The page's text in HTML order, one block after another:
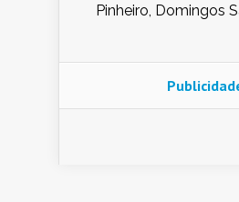
Pinheiro, Domingos
Nunes de Sena,
Glória Pereira, Kátia